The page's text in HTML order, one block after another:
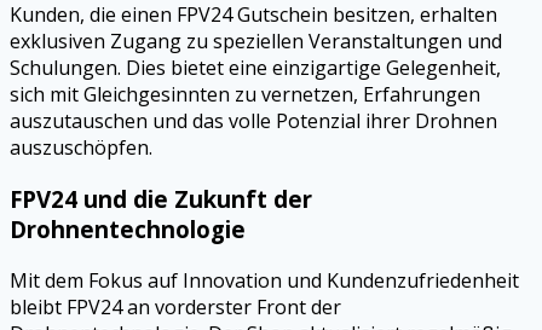
Kunden, die einen FPV24 Gutschein besitzen, erhalten
exklusiven Zugang zu speziellen Veranstaltungen und
Schulungen. Dies bietet eine einzigartige Gelegenheit,
sich mit Gleichgesinnten zu vernetzen, Erfahrungen
auszutauschen und das volle Potenzial ihrer Drohnen
auszuschöpfen.
FPV24 und die Zukunft der
Drohnentechnologie
Mit dem Fokus auf Innovation und Kundenzufriedenheit
bleibt FPV24 an vorderster Front der